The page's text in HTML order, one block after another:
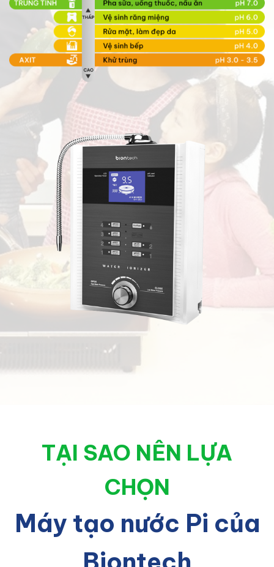
TẠI SAO NÊN LỰA
CHỌN
Máy tạo nước Pi của